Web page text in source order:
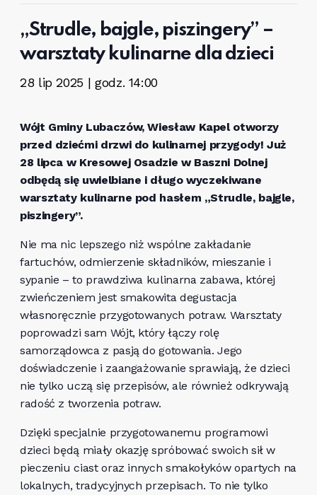
„Strudle, bajgle, piszingery” –
warsztaty kulinarne dla dzieci
28 lip 2025 | godz. 14:00
Wójt Gminy Lubaczów, Wiesław Kapel otworzy
przed dziećmi drzwi do kulinarnej przygody! Już
28 lipca w Kresowej Osadzie w Baszni Dolnej
odbędą się uwielbiane i długo wyczekiwane
warsztaty kulinarne pod hasłem „Strudle, bajgle,
piszingery”.
Nie ma nic lepszego niż wspólne zakładanie
fartuchów, odmierzenie składników, mieszanie i
sypanie – to prawdziwa kulinarna zabawa, której
zwieńczeniem jest smakowita degustacja
własnoręcznie przygotowanych potraw. Warsztaty
poprowadzi sam Wójt, który łączy rolę
samorządowca z pasją do gotowania. Jego
doświadczenie i zaangażowanie sprawiają, że dzieci
nie tylko uczą się przepisów, ale również odkrywają
radość z tworzenia potraw.
Dzięki specjalnie przygotowanemu programowi
dzieci będą miały okazję spróbować swoich sił w
pieczeniu ciast oraz innych smakołyków opartych na
lokalnych, tradycyjnych przepisach. To nie tylko